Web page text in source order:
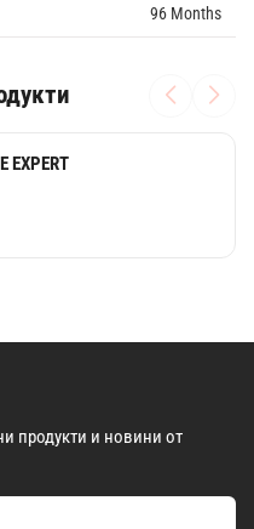
96 Months
EXPERT
продукти и новини от